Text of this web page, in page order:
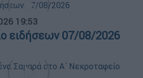
19:53
ειδήσεων 07/08/2026